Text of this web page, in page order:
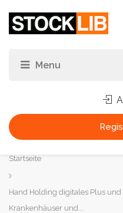
Sie
sind
hier:
Startseite
Hand Holding digitales Plus
Krankenhäuser und...